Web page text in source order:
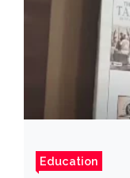
Education